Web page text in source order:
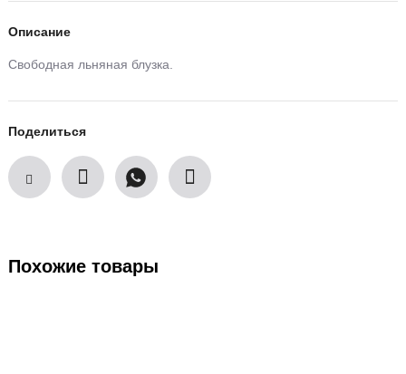
Описание
Свободная льняная блузка.
Поделиться
Похожие товары